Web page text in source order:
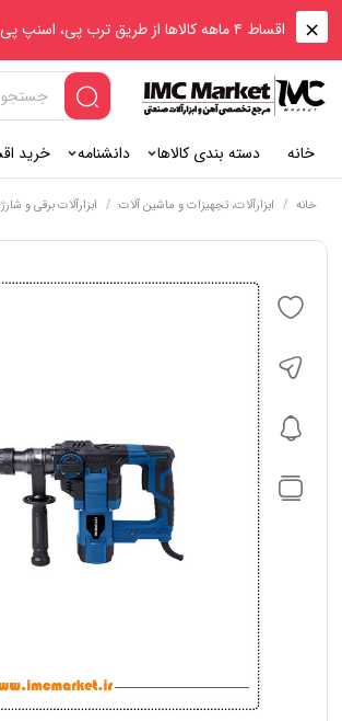
اقساط ۴ ماهه کالاها از طریق ترب پی، اسنپ پی و دیجی پی
خانه دسته بندی کالاها دانشنامه خرید
خانه / ابزارآلات، تجهیزات و ماشین آلات / ابزارآلات برقی و